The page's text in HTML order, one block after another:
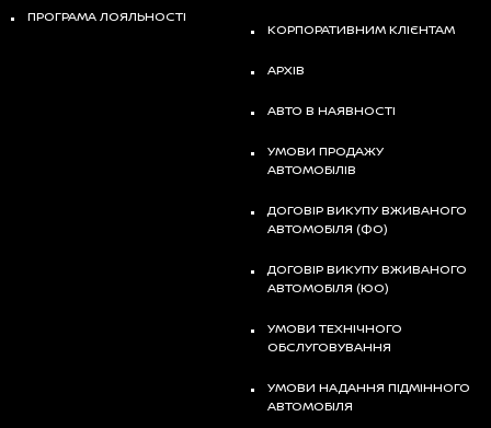
ПРОГРАМА ЛОЯЛЬНОСТІ
КОРПОРАТИВНИМ КЛІЄНТАМ
АРХІВ
АВТО В НАЯВНОСТІ
УМОВИ ПРОДАЖУ
АВТОМОБІЛІВ
ДОГОВІР ВИКУПУ ВЖИВАНОГО
АВТОМОБІЛЯ (ФО)
ДОГОВІР ВИКУПУ ВЖИВАНОГО
АВТОМОБІЛЯ (ЮО)
УМОВИ ТЕХНІЧНОГО
ОБСЛУГОВУВАННЯ
УМОВИ НАДАННЯ ПІДМІННОГО
АВТОМОБІЛЯ